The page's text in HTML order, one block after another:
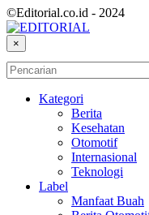
©Editorial.co.id - 2024
×
Kategori
Berita
Kesehatan
Otomotif
Internasional
Teknologi
Label
Manfaat Buah